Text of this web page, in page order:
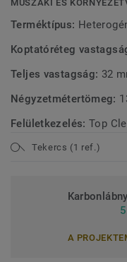
MŰSZAKI ÉS
Terméktípus:
Koptatóréteg
Teljes vastagság: 32
Négyzetmétertömeg:
Felületkezelés:Top
Tekercs (1 ref.)
A